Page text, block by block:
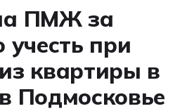
ПМЖ за
учесть при
квартиры в
Подмосковье